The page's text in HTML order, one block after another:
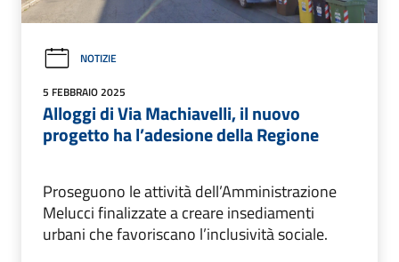
NOTIZIE
5 FEBBRAIO 2025
Alloggi di Via Machiavelli, il nuovo
progetto ha l’adesione della Regione
Proseguono le attività dell’Amministrazione
Melucci finalizzate a creare insediamenti
urbani che favoriscano l’inclusività sociale.